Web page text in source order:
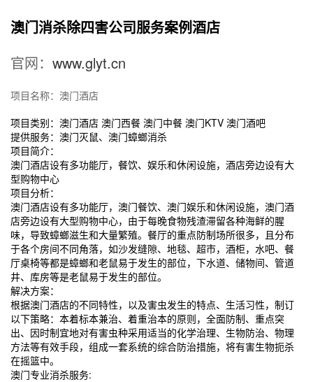
澳门消杀除四害公司服务案例酒店
官网： www.glyt.cn
项目名称： 澳门酒店
项目类别： 澳门酒店 澳门西餐 澳门中餐 澳门KTV 澳门酒吧
提供服务： 澳门灭鼠、 澳门蟑螂消杀
项目简介：
澳门酒店设有多功能厅，餐饮、娱乐和休闲设施，酒店旁边设有大
型购物中心
项目分析：
澳门酒店设有多功能厅， 澳门餐饮、 澳门娱乐和休闲设施， 澳门酒
店旁边设有大型购物中心，由于每晚食物残渣滞留各种海鲜的腥
味，导致蟑螂滋生和大量繁殖。餐厅的重点防制场所很多，且分布
于各个房间不同角落，如沙发缝隙、地毯、超市，酒柜，水吧、餐
厅桌椅等都是蟑螂和老鼠易于发生的部位，下水道、储物间、管道
井、库房等是老鼠易于发生的部位。
解决方案：
根据澳门酒店的不同特性，以及害虫发生的特点、生活习性，制订
以下策略：本着标本兼治、着重治本的原则，全面防制、重点突
出、因时制宜地对有害虫种采用适当的化学治理、生物防治、物理
方法等有效手段，组成一套系统的综合防治措施，将有害生物扼杀
在摇篮中。
澳门专业消杀服务: